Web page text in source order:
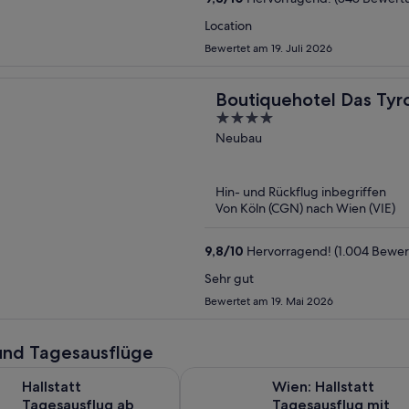
Location
Bewertet am 19. Juli 2026
Boutiquehotel Das
4
out
Neubau
Hin- und Rückflug inbegriffen
Von Köln (CGN) nach Wien (VIE)
9,8/10 Hervorragend! (1.004
Sehr gut
Bewertet am 19. Mai 2026
Tagesausflüge
Hallstatt
Tagesausflug ab
Wien: Hallstatt
Tagesausflug mit